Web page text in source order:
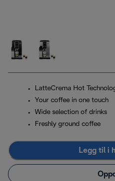
LatteCrema Hot
Your coffee in one touch
Wide selection of drinks
Freshly ground coffee
Legg til i